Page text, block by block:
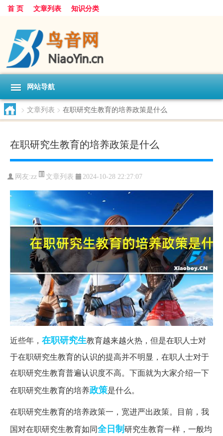
首 页 文章列表 知识分类
网站导航
> 文章列表 > 在职研究生教育的培养政策是什么
在职研究生教育的培养政策是什么
网友:zz 文章列表 2024-10-28 22:27:07
近些年， 在职研究生教育越来越火热，但是在职人士对
于在职研究生教育的认识的提高并不明显，在职人士对于
在职研究生教育普遍认识度不高。下面就为大家介绍一下
在职研究生教育的培养政策是什么。
在职研究生教育的培养政策一，宽进严出政策。目前，我
国对在职研究生教育如同全日制研究生教育一样，一般均